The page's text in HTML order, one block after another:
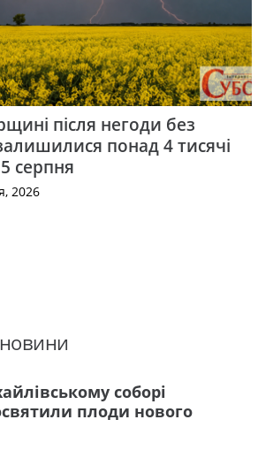
після негоди без
понад 4 тисячі
серпня
2026
соборі
плоди нового